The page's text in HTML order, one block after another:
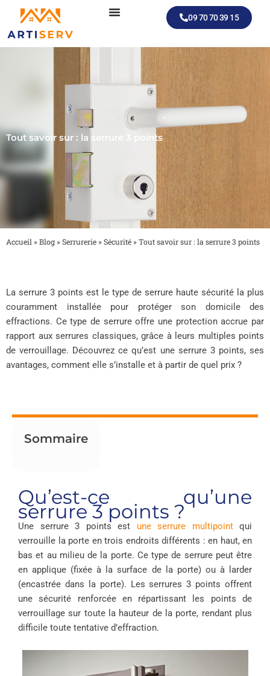
contenu
09 70 70 39 15
Tout savoir sur : la serrure 3 points
Accueil »Blog »Serrurerie »Sécurité »Tout savoir sur : la serrure 3 points
La serrure 3 points est le type de serrure haute sécurité la plus
couramment installée pour protéger son domicile des
effractions. Ce type de serrure offre une protection accrue par
rapport aux serrures classiques, grâce à leurs multiples points
de verrouillage. Découvrez ce qu’est une serrure 3 points, ses
avantages, comment elle s’installe et à partir de quel prix ?
Sommaire
Qu’est-ce qu’une
serrure 3 points ?
Une serrure 3 points est une serrure multipointqui
verrouille la porte en trois endroits différents : en haut, en
bas et au milieu de la porte. Ce type de serrure peut être
en applique (fixée à la surface de la porte) ou à larder
(encastrée dans la porte). Les serrures 3 points offrent
une sécurité renforcée en répartissant les points de
verrouillage sur toute la hauteur de la porte, rendant plus
difficile toute tentative d’effraction.